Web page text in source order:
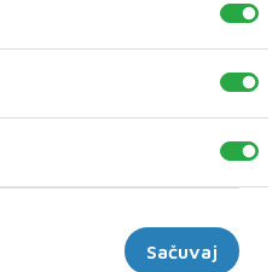
i potvrdila godišnje
(CCEP), najveći svjetski
povećao j...
Sačuvaj